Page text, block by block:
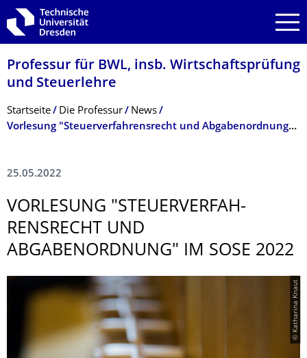
Zur Hauptnavigation springen
Zur Suche springen
Zum Inhalt springen
Professur für BWL, insb. Wirtschaftsprüfung
und Steuerlehre
Breadcrumb-Menü
Startseite Die Professur
News
Vorlesung "Steuerverfahrensrecht und Abgabenordnung" im SoSe 2022
25.05.2022
VORLESUNG "STEUERVERFAH­
RENSRECHT UND
ABGABENORDNUNG" IM SOSE 2022
© Katharina Knaut